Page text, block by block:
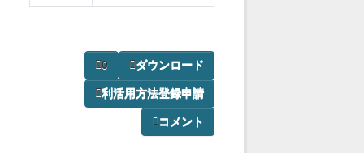
0 ダウンロード
利活用方法登録申請
コメント